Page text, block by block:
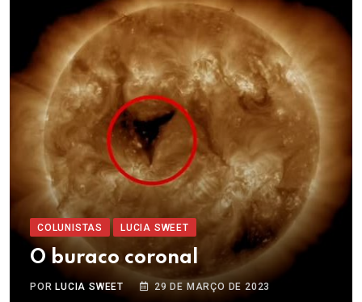
COLUNISTAS LUCIA SWEET
O buraco coronal
PORLUCIA SWEET 29 DE MARÇO DE 2023